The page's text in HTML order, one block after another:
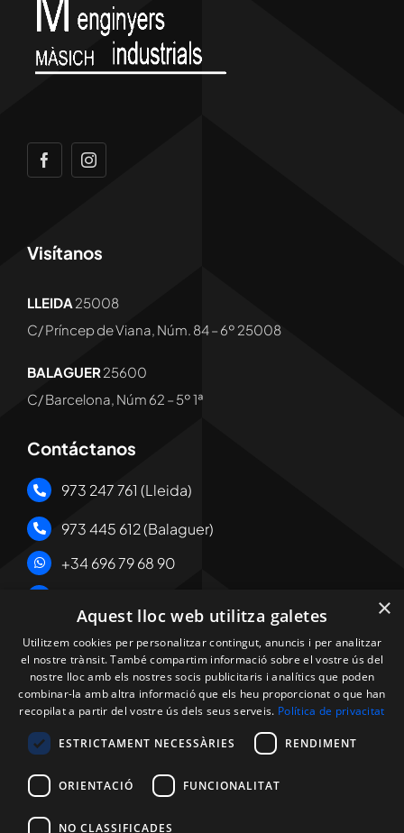
Visítanos
LLEIDA 25008
C/ Príncep de Viana, Núm. 84 – 6º 25008
BALAGUER 25600
C/ Barcelona, Núm 62 – 5º 1ª
Contáctanos
973 247 761 (Lleida)
973 445 612 (Balaguer)
+34 696 79 68 90
Enlaces Legales
·Política de cookies
·Política de privacidad
·Aviso legal
×
Aquest lloc web utilitza galetes
Utilitzem cookies per personalitzar contingut, anuncis i per analitzar
el nostre trànsit. També compartim informació sobre el vostre ús del
nostre lloc amb els nostres socis publicitaris i analítics que poden
combinar-la amb altra informació que els heu proporcionat o que han
recopilat a partir del vostre ús dels seus serveis. Política de privacitat
ESTRICTAMENT NECESSÀRIES RENDIMENT
ORIENTACIÓ FUNCIONALITAT
NO CLASSIFICADES